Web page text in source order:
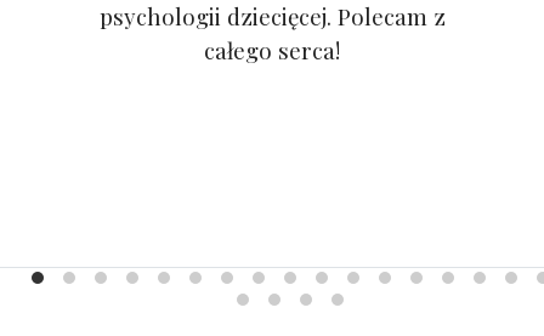
psychologii dziecięcej. Polecam z
całego serca!